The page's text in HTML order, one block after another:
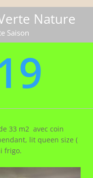
Nature
Saison
33 m2 avec coin
lit queen size (
frigo.